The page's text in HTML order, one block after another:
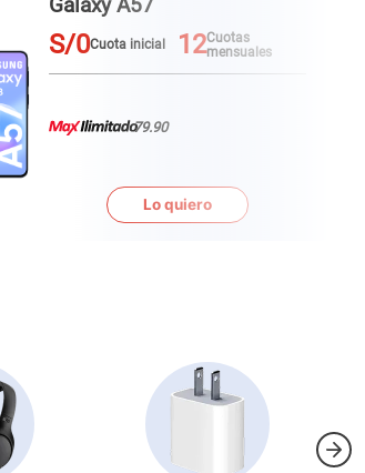
Redmi Note 15
S/0Cuota inicial 12Cuotas
mensuales
79.90
Lo quiero